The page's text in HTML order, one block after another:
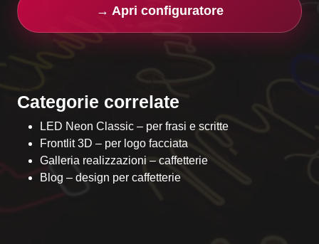
→ Apri configuratore
Categorie correlate
LED Neon Classic – per frasi e scritte
Frontlit 3D – per logo facciata
Galleria realizzazioni – caffetterie
Blog – design per caffetterie